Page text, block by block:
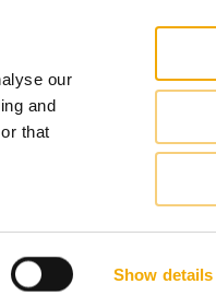
our
and
that
Show details
Estonsko